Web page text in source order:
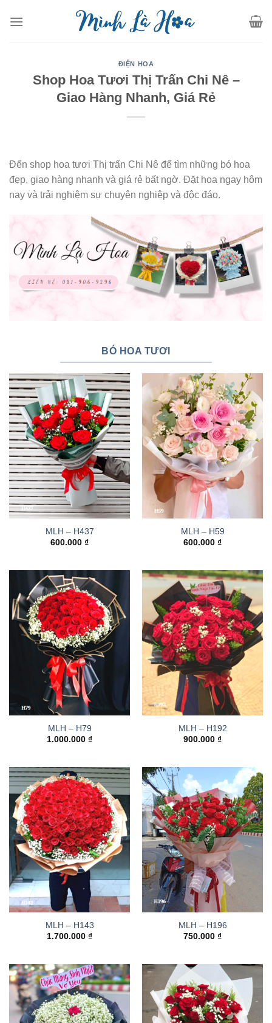
ĐIỆN HOA
Shop Hoa Tươi Thị Trấn Chi Nê –
Giao Hàng Nhanh, Giá Rẻ
Đến shop hoa tươi Thị trấn Chi Nê để tìm những bó hoa
đẹp, giao hàng nhanh và giá rẻ bất ngờ. Đặt hoa ngay hôm
nay và trải nghiệm sự chuyên nghiệp và độc đáo.
BÓ HOA TƯƠI
MLH – H437
600.000 ₫
MLH – H59
600.000 ₫
MLH – H79
1.000.000 ₫
MLH – H192
900.000 ₫
MLH – H143
1.700.000 ₫
MLH – H196
750.000 ₫